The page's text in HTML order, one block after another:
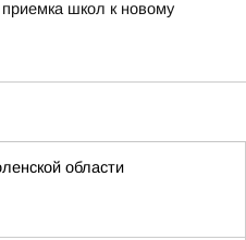
школ к новому
области